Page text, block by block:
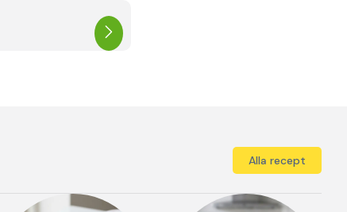
Alla recept